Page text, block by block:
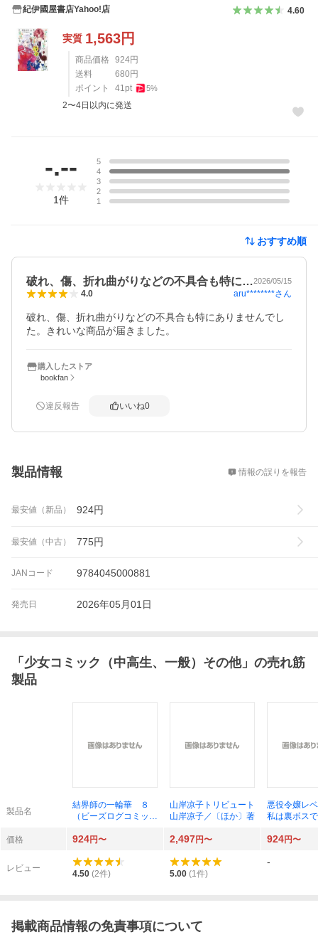
紀伊國屋書店Yahoo!店 4.60
実質 1,563円
商品価格 924円
送料
680円
ポイント
41 pt 5%
2〜4日以内に発送
-.--
1件
5
4
3
2
1
おすすめ順
破れ、傷、折れ曲がりなどの不具合も特に…2026/05/15
4.0 aru********さん
破れ、傷、折れ曲がりなどの不具合も特にありませんでし
た。きれいな商品が届きました。
購入したストア
bookfan
違反報告 いいね0
製品情報 情報の誤りを報告
最安値（新品） 924円
最安値（中古） 775円
JANコード 9784045000881
発売日 2026年05月01日
「 少女コミック（中高生、一般）その他」の売れ筋
製品
製品名
結界師の一輪華 ８
（ビーズログコミック
クレハ／原作 ボダッ
案
山岸凉子トリビュート
山岸凉子／〔ほか〕著
悪役令嬢レ
私は裏ボス
６ （ビーズ
著 七夕さと
価格 924円〜 2,497円〜 924円〜
レビュー
4.50 (2件) 5.00 (1 件)
-
掲載商品情報の免責事項について